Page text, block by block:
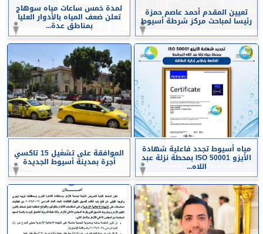
تعيين المقدم أحمد عاصم حمزة
رئيسا لمباحث مركز شرطة أسيوط
لمدة خمس ساعات مياه سوهاج
تعلن ضعف المياه بالأدوار العليا
بمناطق عدة...
مياه أسيوط تجدد فاعلية شهادة
الأيزو ISO 50001 بمحطة نزلة عبد
اللاه...
الموافقة على تشغيل 15 تاكسي
أجرة بمدينة أسيوط الجديدة